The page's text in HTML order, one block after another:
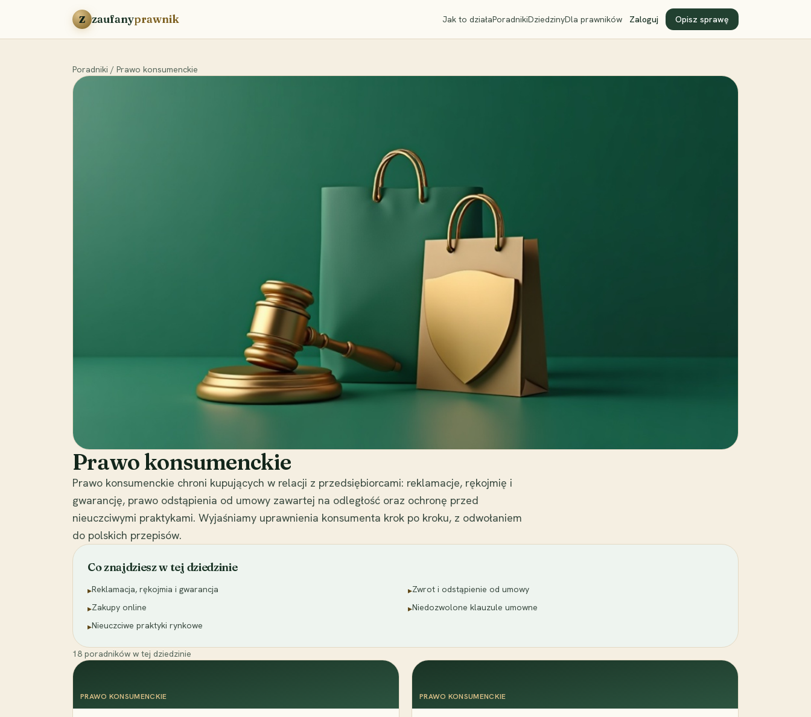
Przejdź do treści
Z zaufanyprawnik Jak to działaPoradnikiDziedzinyDla prawników Zaloguj Opisz sprawę
Poradniki / Prawo konsumenckie
Prawo konsumenckie
Prawo konsumenckie chroni kupujących w relacji z przedsiębiorcami: reklamacje, rękojmię i
gwarancję, prawo odstąpienia od umowy zawartej na odległość oraz ochronę przed
nieuczciwymi praktykami. Wyjaśniamy uprawnienia konsumenta krok po kroku, z odwołaniem
do polskich przepisów.
Co znajdziesz w tej dziedzinie
▸Reklamacja, rękojmia i gwarancja ▸Zwrot i odstąpienie od umowy
▸Zakupy online ▸Niedozwolone klauzule umowne
▸Nieuczciwe praktyki rynkowe
18 poradników w tej dziedzinie
PRAWO KONSUMENCKIE PRAWO KONSUMENCKIE